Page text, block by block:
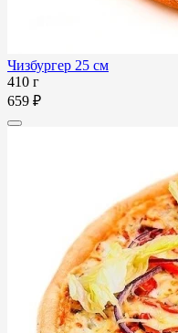
Чизбургер 25 см
410 г
659 ₽